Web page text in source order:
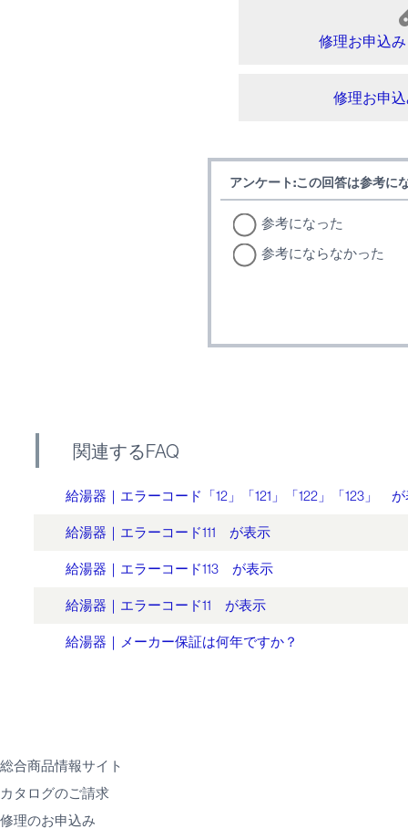
修理お申込
修理お申
アンケート:この回答は参考に
参考になった
参考にならなかった
関連するFAQ
給湯器｜エラーコード「12」「121」「122」「123」
給湯器｜エラーコード111 が表示
給湯器｜エラーコード113 が表示
給湯器｜エラーコード11 が表示
給湯器｜メーカー保証は何年ですか？
総合商品情報サイト
カタログのご請求
修理のお申込み